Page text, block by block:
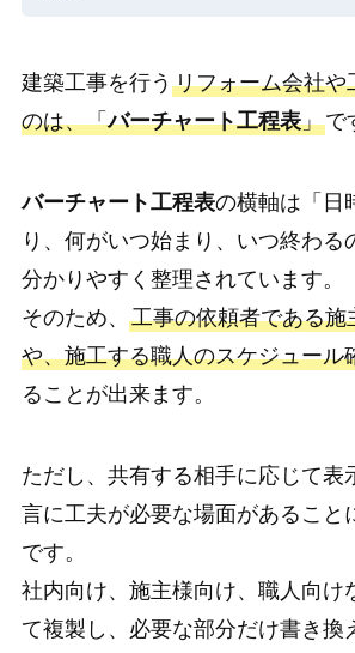
建築工事を行う リフォーム会社や
のは、「バーチャート工程表」で
バーチャート工程表の横軸は「日
り、何がいつ始まり、いつ終わる
分かりやすく整理されています。
そのため、 工事の依頼者である施
や、施工する職人のスケジュール
ることが出来ます。
ただし、共有する相手に応じて表
言に工夫が必要な場面があること
です。
社内向け、施主様向け、職人向け
て複製し、必要な部分だけ書き換